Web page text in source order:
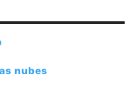
nubes